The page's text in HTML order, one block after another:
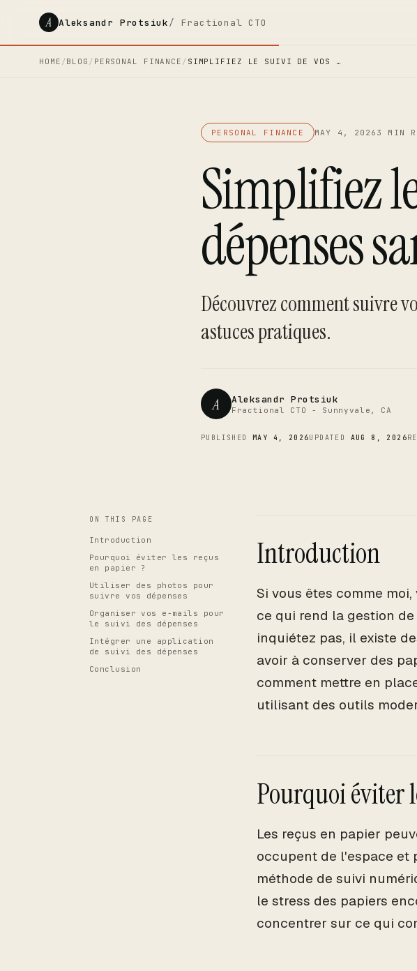
A Aleksandr Protsiuk/ Fractional CTO
HOME /BLOG / PERSONAL FINANCE / SIMPLIFIEZ LE SUIVI DE VOS …
PERSONAL FINANCE MAY 4, 2026 3 MIN
Simplifiez
dépenses
Découvrez comment suivre
astuces pratiques.
A Aleksandr Protsiuk
Fractional CTO - Sunnyvale, CA
PUBLISHED MAY 4, 2026UPDATED AUG 8, 2026
ON THIS PAGE
Introduction
Pourquoi éviter les reçus
en papier ?
Utiliser des photos pour
suivre vos dépenses
Organiser vos e-mails pour
le suivi des dépenses
Intégrer une application
de suivi des dépenses
Conclusion
Introduction
Si vous êtes comme
ce qui rend la gestion
inquiétez pas, il existe
avoir à conserver des
comment mettre en
utilisant des outils
Pourquoi éviter
Les reçus en papier
occupent de l'espace et
méthode de suivi
le stress des papiers
concentrer sur ce qui